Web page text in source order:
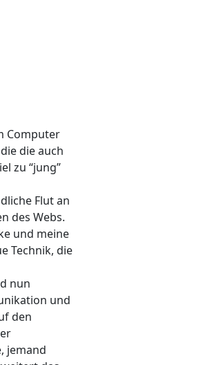
Computer
die auch
zu “jung”
Flut an
des Webs.
und meine
Technik, die
nun
und
den
jemand